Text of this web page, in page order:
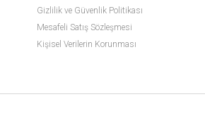
Gizlilik ve Güvenlik Politikası
Mesafeli Satış Sözleşmesi
Kişisel Verilerin Korunması